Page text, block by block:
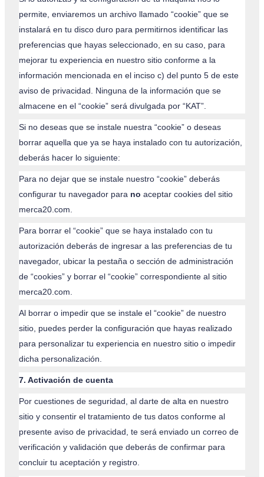
permite, enviaremos un archivo llamado “cookie” que se
instalará en tu disco duro para permitirnos identificar las
preferencias que hayas seleccionado, en su caso, para
mejorar tu experiencia en nuestro sitio conforme a la
información mencionada en el inciso c) del punto 5 de este
aviso de privacidad. Ninguna de la información que se
almacene en el “cookie” será divulgada por “KAT”.
Si no deseas que se instale nuestra “cookie” o deseas
borrar aquella que ya se haya instalado con tu autorización,
deberás hacer lo siguiente:
Para no dejar que se instale nuestro “cookie” deberás
configurar tu navegador para no aceptar cookies del sitio
merca20.com.
Para borrar el “cookie” que se haya instalado con tu
autorización deberás de ingresar a las preferencias de tu
navegador, ubicar la pestaña o sección de administración
de “cookies” y borrar el “cookie” correspondiente al sitio
merca20.com.
Al borrar o impedir que se instale el “cookie” de nuestro
sitio, puedes perder la configuración que hayas realizado
para personalizar tu experiencia en nuestro sitio o impedir
dicha personalización.
7. Activación de cuenta
Por cuestiones de seguridad, al darte de alta en nuestro
sitio y consentir el tratamiento de tus datos conforme al
presente aviso de privacidad, te será enviado un correo de
verificación y validación que deberás de confirmar para
concluir tu aceptación y registro.